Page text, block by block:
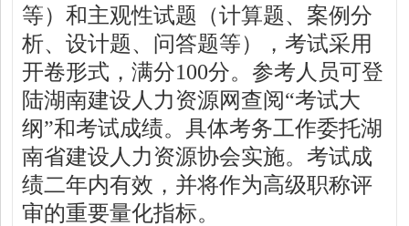
等）和主观性试题（计算题、案例分
析、设计题、问答题等），考试采用
开卷形式，满分100分。参考人员可登
陆湖南建设人力资源网查阅“考试大
纲”和考试成绩。具体考务工作委托湖
南省建设人力资源协会实施。考试成
绩二年内有效，并将作为高级职称评
审的重要量化指标。